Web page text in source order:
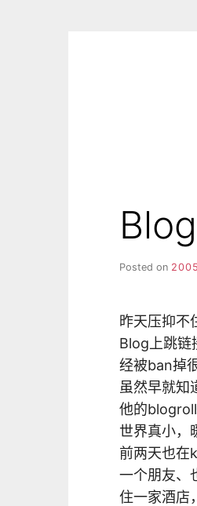
Posted on
昨天压抑不
Blog上跳链
经被ban掉
虽然早就知
他的
世界真小，
前两天也在
一个朋友、
住一家酒店